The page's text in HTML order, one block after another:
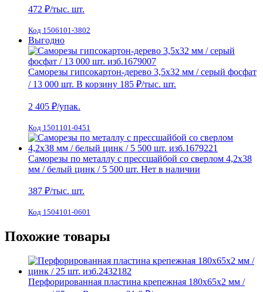
472 ₽/тыс. шт.
Код 1506101-3802
Выгодно
Саморезы гипсокартон-дерево 3,5х32 мм / серый фосфат
/ 13 000 шт. В корзину 185 ₽/тыс. шт.
2 405 ₽/упак.
Код 1501101-0451
Саморезы по металлу с прессшайбой со сверлом 4,2х38
мм / белый цинк / 5 500 шт. Нет в наличии
387 ₽/тыс. шт.
Код 1504101-0601
Похожие товары
Перфорированная пластина крепежная 180х65х2 мм /